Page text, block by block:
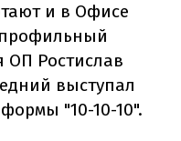
и в Офисе
профильный
ОП Ростислав
выступал
"10-10-10".